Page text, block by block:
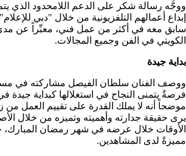
ووجَّه رسالة شكر على الدعم اللامحدود الذي يتم
إبداع أعمالهم التلفزيونية من خلال "دبي
سابق معه في أكثر من عمل فني، معبِّراً عن مدى
الكويتي في الفن وجميع المجالات.
بداية جيدة
ووصف الفنان سلطان الفيصل مشاركته في
فرصةٌ يتمنى النجاح في استغلالها كبداية جيدة
موضحاً أنه لا يملك القدرة على تقييم العمل من
يرى حقيقة جدارته وأهميته وتميزه من خلال
الأوقات خلال عرضه في شهر رمضان المبارك،
مميزةً لدى المشاهدين.